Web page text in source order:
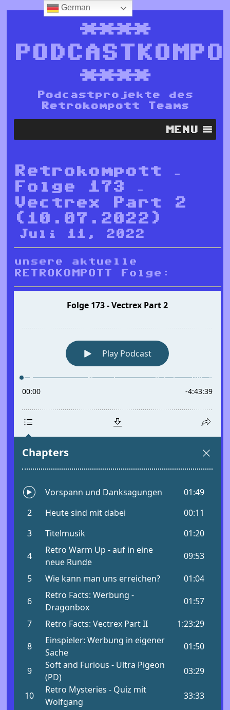
****
****
Podcastprojekte des
Retrokompott Teams
MENU
Retrokompott –
Folge 173 –
Vectrex Part 2
(10.07.2022)
Juli 11, 2022
unsere aktuelle
RETROKOMPOTT Folge:
German